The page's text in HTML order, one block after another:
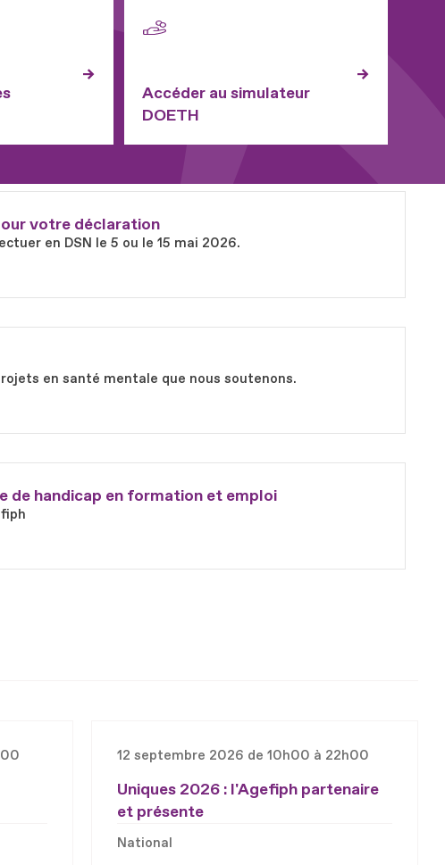
Accéder au simulateur
DOETH
votre déclaration
en DSN le 5 ou le 15 mai 2026.
en santé mentale que nous soutenons.
de handicap en formation et emploi
12 septembre 2026 de 10h00 à 22h00
Uniques 2026 : l'Agefiph partenaire
et présente
National